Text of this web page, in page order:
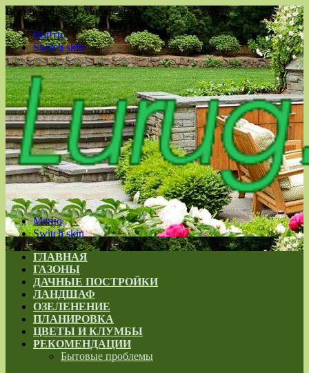
Воскресенье , 9 Август 2026
Войти
Switch skin
Меню
Switch skin
ГЛАВНАЯ
ГАЗОНЫ
ДАЧНЫЕ ПОСТРОЙКИ
ЛАНДШАФ
ОЗЕЛЕНЕНИЕ
ПЛАНИРОВКА
ЦВЕТЫ И КЛУМБЫ
РЕКОМЕНДАЦИИ
Бытовые проблемы